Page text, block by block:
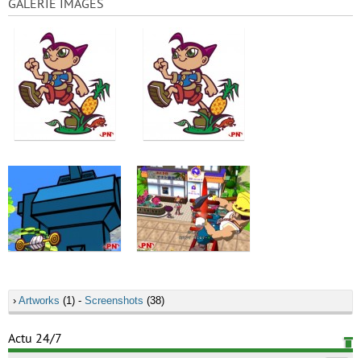
GALERIE IMAGES
› Artworks (1) - Screenshots (38)
Actu 24/7